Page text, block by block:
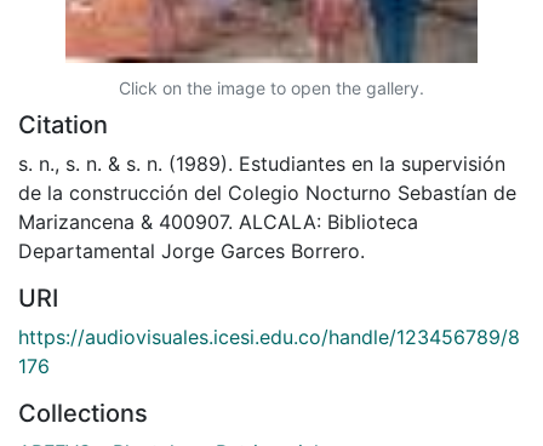
Click on the image to open the gallery.
Citation
s. n., s. n. & s. n. (1989). Estudiantes en la supervisión
de la construcción del Colegio Nocturno Sebastían de
Marizancena & 400907. ALCALA: Biblioteca
Departamental Jorge Garces Borrero.
URI
https://audiovisuales.icesi.edu.co/handle/123456789/8
176
Collections